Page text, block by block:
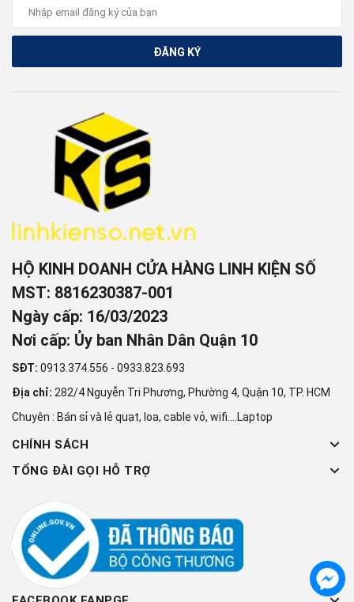
ĐĂNG KÝ
HỘ KINH DOANH CỬA HÀNG LINH KIỆN SỐ
MST: 8816230387-001
Ngày cấp: 16/03/2023
Nơi cấp: Ủy ban Nhân Dân Quận 10
SĐT: 0913.374.556 - 0933.823.693
Địa chỉ: 282/4 Nguyễn Tri Phương, Phường 4, Quận 10, TP. HCM
Chuyên : Bán sỉ và lẻ quạt, loa, cable vỏ, wifi....Laptop
CHÍNH SÁCH
TỔNG ĐÀI GỌI HỖ TRỢ